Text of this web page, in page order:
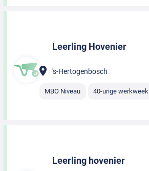
Leerling Hovenier
's-Hertogenbosch
MBO Niveau 40-urige werkweek
Leerling hovenier